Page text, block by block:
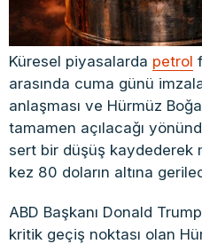
Küresel piyasalarda petrol
arasında cuma günü
anlaşması ve Hürmüz
tamamen açılacağı
sert bir düşüş kaydederek
kez 80 doların altına
ABD Başkanı Donald
kritik geçiş noktası olan